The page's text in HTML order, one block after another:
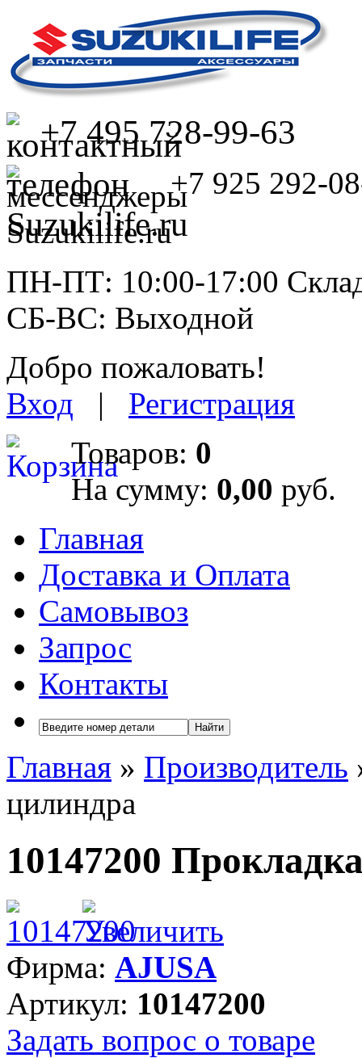
+7 495 728-99-63
+7 925 292-
ПН-ПТ: 10:00-17:00
СБ-ВС: Выходной
Добро пожаловать!
Вход | Регистрация
Товаров: 0
На сумму: 0,00 руб.
Главная
Доставка и Оплата
Самовывоз
Запрос
Контакты
Найти
Главная » Производитель
цилиндра
10147200
Фирма: AJUSA
Артикул: 10147200
Задать вопрос о товаре